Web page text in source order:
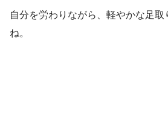
自分を労わりながら、軽やかな足
ね。